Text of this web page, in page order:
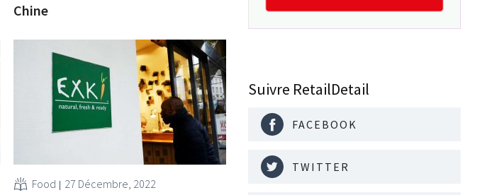
Chine
Food 27 Décembre, 2022
Suivre RetailDetail
FACEBOOK
TWITTER